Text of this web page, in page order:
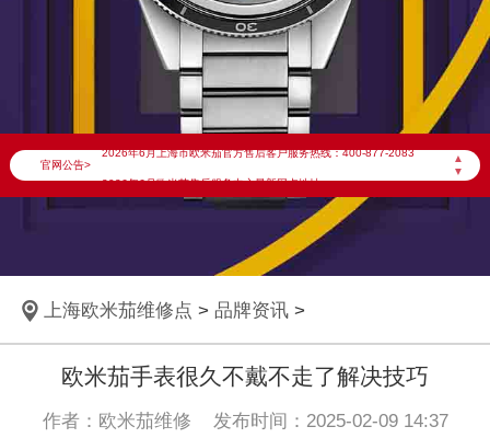
官网公告>
▲
▼
2026年6月欧米茄上海市售后服务网络优化升级公告
2026年6月上海市欧米茄官方售后客户服务热线：400-877-2083
2026年6月欧米茄售后服务中心最新网点地址：
上海市黄浦区南京东路299号宏伊国际广场写字楼8层806室欧米茄售后服务中心（需提前预约）
上海欧米茄维修点 > 品牌资讯>
欧米茄手表很久不戴不走了解决技巧
作者：欧米茄维修 发布时间：2025-02-09 14:37